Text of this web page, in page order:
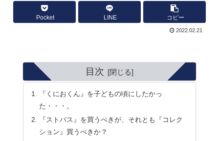
Pocket LINE コピー
2022.02.21
目次
『くにおくん』を子どもの頃にしたかっ
た・・・。
『ストバス』を買うべきが、それとも『コレク
ション』買うべきか？